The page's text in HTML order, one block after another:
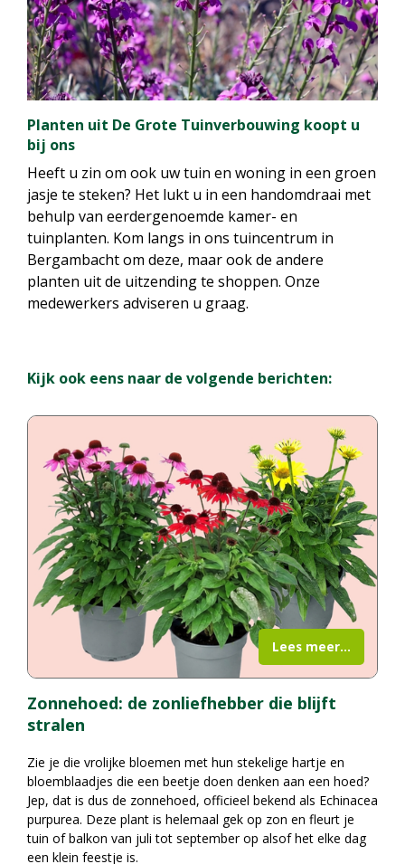
Planten uit De Grote Tuinverbouwing koopt u
bij ons
Heeft u zin om ook uw tuin en woning in een groen
jasje te steken? Het lukt u in een handomdraai met
behulp van eerdergenoemde kamer- en
tuinplanten. Kom langs in ons tuincentrum in
Bergambacht om deze, maar ook de andere
planten uit de uitzending te shoppen. Onze
medewerkers adviseren u graag.
Kijk ook eens naar de volgende berichten:
Zonnehoed: de zonliefhebber die blijft
stralen
Zie je die vrolijke bloemen met hun stekelige hartje en
bloemblaadjes die een beetje doen denken aan een hoed?
Jep, dat is dus de zonnehoed, officieel bekend als Echinacea
purpurea. Deze plant is helemaal gek op zon en fleurt je
tuin of balkon van juli tot september op alsof het elke dag
een klein feestje is.
Lees meer...